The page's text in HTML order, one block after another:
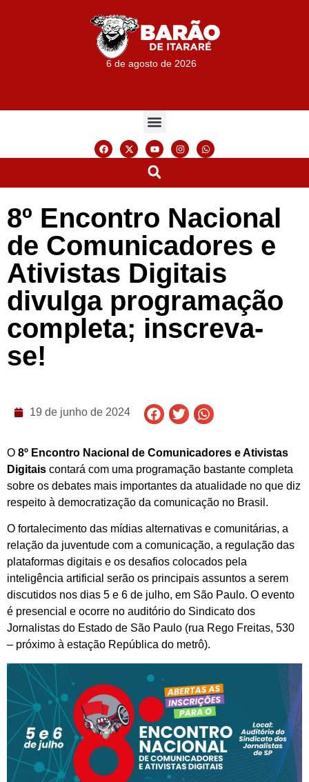
6 de agosto de 2026
8º Encontro Nacional
de Comunicadores e
Ativistas Digitais
divulga programação
completa; inscreva-
se!
19 de junho de 2024
O 8º Encontro Nacional de Comunicadores e Ativistas
Digitais contará com uma programação bastante completa
sobre os debates mais importantes da atualidade no que diz
respeito à democratização da comunicação no Brasil.
O fortalecimento das mídias alternativas e comunitárias, a
relação da juventude com a comunicação, a regulação das
plataformas digitais e os desafios colocados pela
inteligência artificial serão os principais assuntos a serem
discutidos nos dias 5 e 6 de julho, em São Paulo. O evento
é presencial e ocorre no auditório do Sindicato dos
Jornalistas do Estado de São Paulo (rua Rego Freitas, 530
– próximo à estação República do metrô).